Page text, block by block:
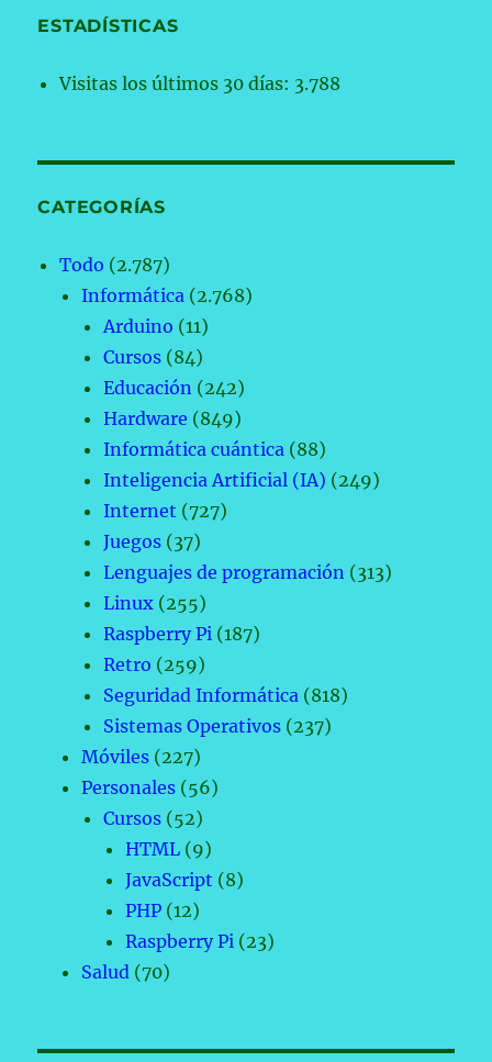
ESTADÍSTICAS
Visitas los últimos 30 días: 3.788
CATEGORÍAS
Todo (2.787)
Informática (2.768)
Arduino (11)
Cursos (84)
Educación (242)
Hardware (849)
Informática cuántica (88)
Inteligencia Artificial (IA) (249)
Internet (727)
Juegos (37)
Lenguajes de programación (313)
Linux (255)
Raspberry Pi (187)
Retro (259)
Seguridad Informática (818)
Sistemas Operativos (237)
Móviles (227)
Personales (56)
Cursos (52)
HTML (9)
JavaScript (8)
PHP (12)
Raspberry Pi (23)
Salud (70)